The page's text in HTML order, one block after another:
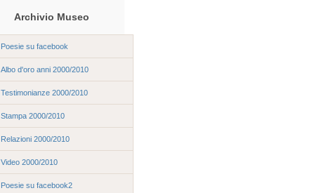
Archivio Museo
Poesie su facebook
Albo d'oro anni 2000/2010
Testimonianze 2000/2010
Stampa 2000/2010
Relazioni 2000/2010
Video 2000/2010
Poesie su facebook2